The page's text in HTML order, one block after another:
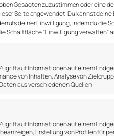
Gesagten zuzustimmen oder eine
Seite angewendet. Du kannst
deiner Einwilligung, indem du die
Schaltfläche "Einwilligung verwalten"
auf Informationen auf einem
von Inhalten, Analyse von
aus verschiedenen Quellen.
auf Informationen auf einem
Erstellung von Profilen für
„Komm schon,
zur Frustration
(1988, 1989) und
unterscheiden, damit
trainieren.
kann erstmal für einige